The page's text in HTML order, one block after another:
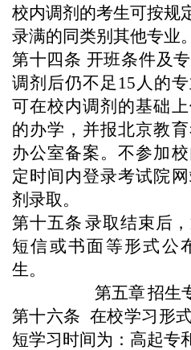
校内调剂的考生可按规
录满的同类别其他专业。
第十四条 开班条件及
调剂后仍不足15人的
可在校内调剂的基础
的办学，并报北京教
办公室备案。不参加
定时间内登录考试院
剂录取。
第十五条 录取结束后
短信或书面等形式公
生。
第五章招生
第十六条 在校学习形
短学习时间为：高起专